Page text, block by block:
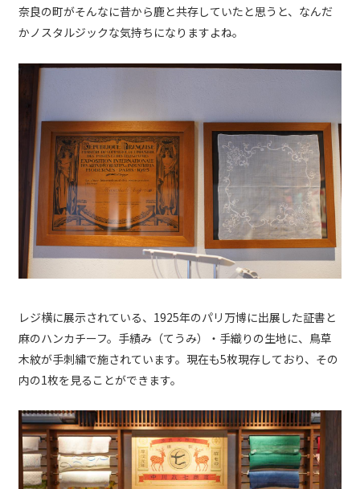
奈良の町がそんなに昔から鹿と共存していたと思うと、なんだ
かノスタルジックな気持ちになりますよね。
レジ横に展示されている、1925年のパリ万博に出展した証書と
麻のハンカチーフ。手績み（てうみ）・手織りの生地に、鳥草
木紋が手刺繡で施されています。現在も5枚現存しており、その
内の1枚を見ることができます。